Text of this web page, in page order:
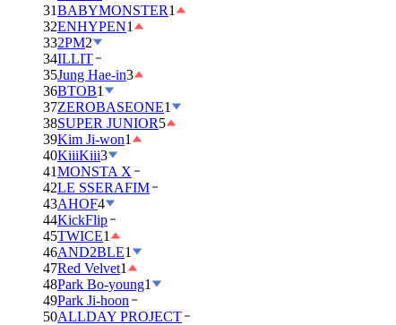
31BABYMONSTER1
32ENHYPEN1
332PM2
34ILLIT
35Jung Hae-in3
36BTOB1
37ZEROBASEONE1
38SUPER JUNIOR5
39Kim Ji-won1
40KiiiKiii3
41MONSTA X
42LE SSERAFIM
43AHOF4
44KickFlip
45TWICE1
46AND2BLE1
47Red Velvet1
48Park Bo-young1
49Park Ji-hoon
50ALLDAY PROJECT